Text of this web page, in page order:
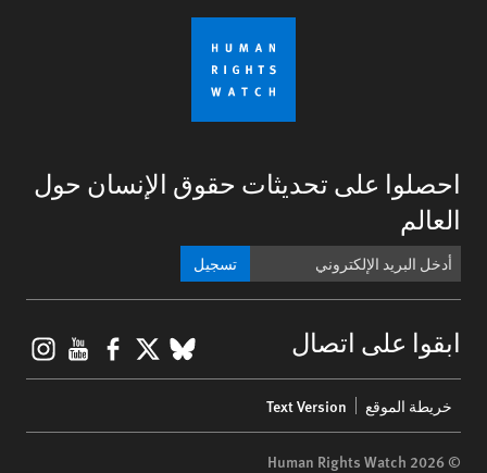
احصلوا على تحديثات حقوق الإنسان حول
العالم
تسجيل
ابقوا على اتصال BlueSky
X
menu
خريطة الموقع Text Version
© 2026 Human Rights Watch